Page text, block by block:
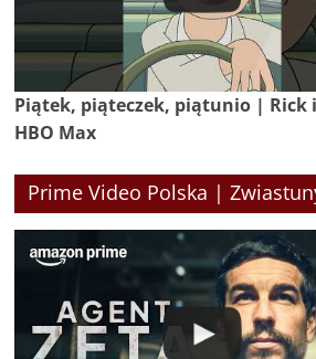
Piątek, piąteczek, piątunio | Rick
HBO Max
Prime Video Polska |